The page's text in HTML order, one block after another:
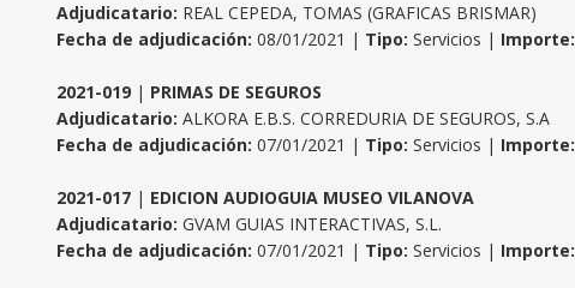
Adjudicatario: REAL CEPEDA, TOMAS (GRAFICAS BRISMAR)
Fecha de adjudicación: 08/01/2021 | Tipo: Servicios | Importe:
2021-019 | PRIMAS DE SEGUROS
Adjudicatario: ALKORA E.B.S. CORREDURIA DE SEGUROS, S.A
Fecha de adjudicación: 07/01/2021 | Tipo: Servicios | Importe:
2021-017 | EDICION AUDIOGUIA MUSEO VILANOVA
Adjudicatario: GVAM GUIAS INTERACTIVAS, S.L.
Fecha de adjudicación: 07/01/2021 | Tipo: Servicios | Importe: